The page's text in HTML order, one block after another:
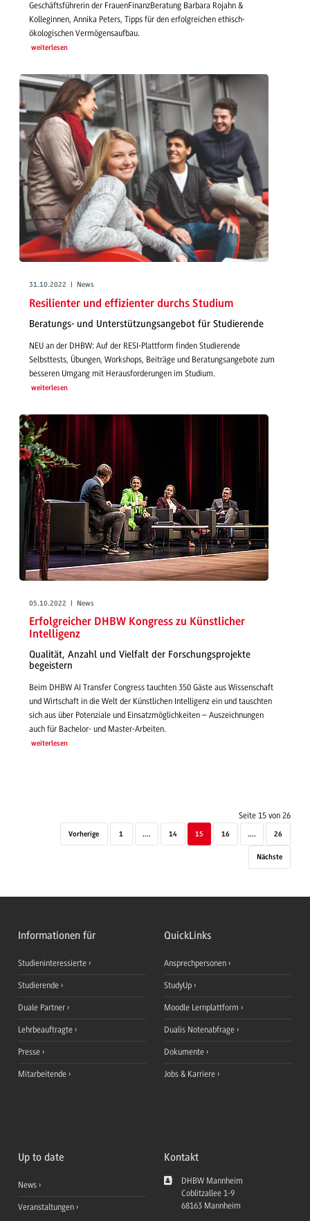
Geschäftsführerin der FrauenFinanzBeratung Barbara Rojahn &
Kolleginnen, Annika Peters, Tipps für den erfolgreichen ethisch-
ökologischen Vermögensaufbau.
weiterlesen
31.10.2022 | News
Resilienter und effizienter durchs Studium
Beratungs- und Unterstützungsangebot für Studierende
NEU an der DHBW: Auf der RESI-Plattform finden Studierende
Selbsttests, Übungen, Workshops, Beiträge und Beratungsangebote zum
besseren Umgang mit Herausforderungen im Studium.
weiterlesen
05.10.2022 | News
Erfolgreicher DHBW Kongress zu Künstlicher
Intelligenz
Qualität, Anzahl und Vielfalt der Forschungsprojekte
begeistern
Beim DHBW AI Transfer Congress tauchten 350 Gäste aus Wissenschaft
und Wirtschaft in die Welt der Künstlichen Intelligenz ein und tauschten
sich aus über Potenziale und Einsatzmöglichkeiten – Auszeichnungen
auch für Bachelor- und Master-Arbeiten.
weiterlesen
Seite 15 von 26
Vorherige 1 .... 14 15 16 .... 26
Nächste
Informationen für
Studieninteressierte
Studierende
Duale Partner
Lehrbeauftragte
Presse
Mitarbeitende
QuickLinks
Ansprechpersonen
StudyUp
Moodle Lernplattform
Dualis Notenabfrage
Dokumente
Jobs & Karriere
Up to date
News
Veranstaltungen
Kontakt
DHBW Mannheim
Coblitzallee 1-9
68163 Mannheim